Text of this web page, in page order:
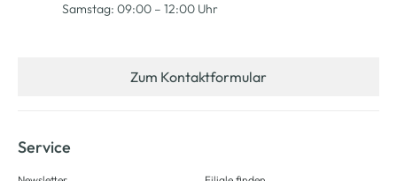
Samstag: 09:00 – 12:00 Uhr
Zum Kontaktformular
Service